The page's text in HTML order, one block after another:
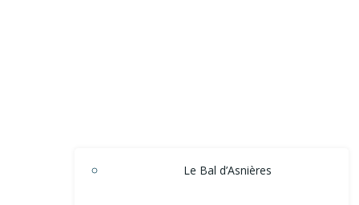
Le Bal d’Asnières